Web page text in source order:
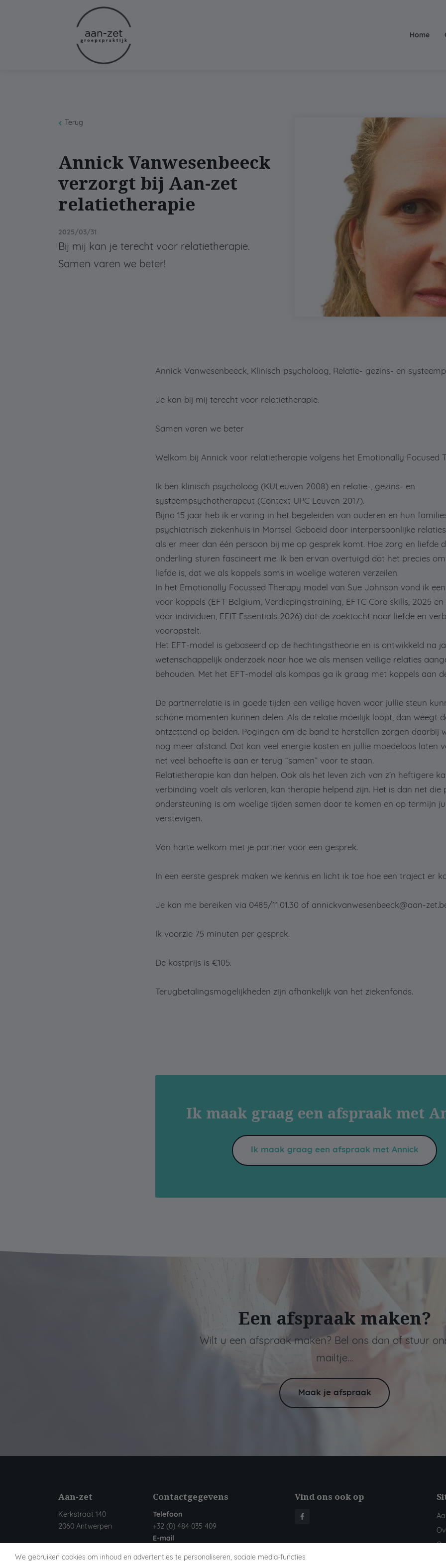
Home
Annick Vanwesenbeeck
verzorgt bij Aan-zet
relatietherapie
2025/03/31
Bij mij kan je terecht voor relatietherapie.
Samen varen we beter!
Terug
Annick Vanwesenbeeck, Klinisch psycholoog, Relatie- gezins- en
Je kan bij mij terecht voor relatietherapie.
Samen varen we beter
Welkom bij Annick voor relatietherapie volgens het Emotionally Focused
Ik ben klinisch psycholoog (KULeuven 2008) en relatie-, gezins- en
systeempsychotherapeut (Context UPC Leuven 2017).
Bijna 15 jaar heb ik ervaring in het begeleiden van ouderen en hun
psychiatrisch ziekenhuis in Mortsel. Geboeid door interpersoonlijke
als er meer dan één persoon bij me op gesprek komt. Hoe zorg en liefde
onderling sturen fascineert me. Ik ben ervan overtuigd dat het precies
liefde is, dat we als koppels soms in woelige wateren verzeilen.
In het Emotionally Focussed Therapy model van Sue Johnson vond ik
voor koppels (EFT Belgium, Verdiepingstraining, EFTC Core skills, 2025
voor individuen, EFIT Essentials 2026) dat de zoektocht naar liefde en
vooropstelt.
Het EFT-model is gebaseerd op de hechtingstheorie en is ontwikkeld na
wetenschappelijk onderzoek naar hoe we als mensen veilige relaties
behouden. Met het EFT-model als kompas ga ik graag met koppels aan
De partnerrelatie is in goede tijden een veilige haven waar jullie steun
schone momenten kunnen delen. Als de relatie moeilijk loopt, dan weegt
ontzettend op beiden. Pogingen om de band te herstellen zorgen daarbij
nog meer afstand. Dat kan veel energie kosten en jullie moedeloos laten
net veel behoefte is aan er terug “samen” voor te staan.
Relatietherapie kan dan helpen. Ook als het leven zich van z’n heftigere
verbinding voelt als verloren, kan therapie helpend zijn. Het is dan net die
ondersteuning is om woelige tijden samen door te komen en op termijn
verstevigen.
Van harte welkom met je partner voor een gesprek.
In een eerste gesprek maken we kennis en licht ik toe hoe een traject er
Je kan me bereiken via 0485/11.01.30 of annickvanwesenbeeck@aan-
Ik voorzie 75 minuten per gesprek.
De kostprijs is €105.
Terugbetalingsmogelijkheden zijn afhankelijk van het ziekenfonds.
Ik maak graag een afspraak met
Ik maak graag een afspraak met Annick
We gebruiken cookies om inhoud en advertenties te personaliseren, sociale media-functies
Een afspraak maken?
Wilt u een afspraak maken? Bel ons dan of stuur
mailtje…
Maak je afspraak
Aan-zet
Kerkstraat 140
2060 Antwerpen
Contactgegevens
Telefoon
+32 (0) 484 035 409
E-mail
Vind ons ook op